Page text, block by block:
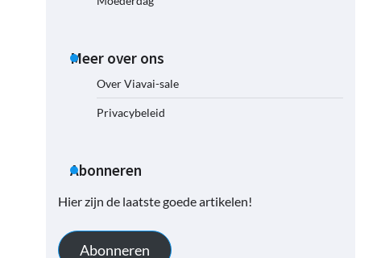
Meer over ons
Over Viavai-sale
Privacybeleid
Abonneren
Hier zijn de laatste goede artikelen!
Abonneren